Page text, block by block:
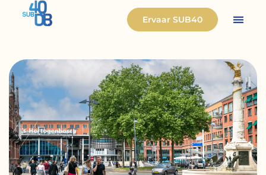
Ervaar SUB40